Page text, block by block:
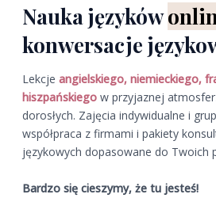
Nauka języków
konwersacje
Lekcje angielskiego, niemieckiego,
hiszpańskiego w przyjaznej
dorosłych. Zajęcia indywidualne i
współpraca z firmami i pakiety
językowych dopasowane do Twoich
Bardzo się cieszymy, że tu jesteś!